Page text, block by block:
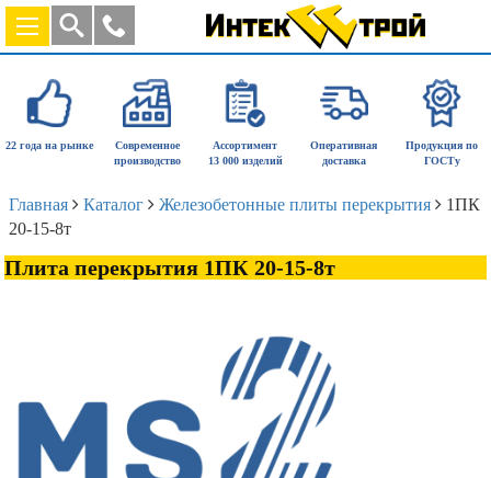
22 года на рынке
Современное
производство
Ассортимент
13 000 изделий
Оперативная
доставка
Продукция по
ГОСТу
Главная Каталог Железобетонные плиты перекрытия
1ПК
20-15-8т
Плита перекрытия 1ПК 20-15-8т